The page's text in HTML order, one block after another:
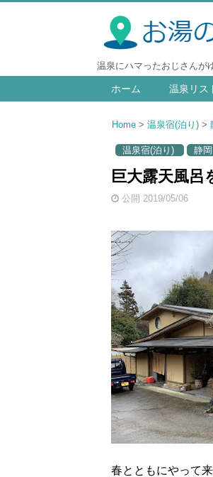
温泉にハマったおじさんが
ホーム 温泉リス
Home 温泉宿(泊り)
温泉宿(泊り) 静岡
巨大露天風
公開 2019/05/06
春とともにやって